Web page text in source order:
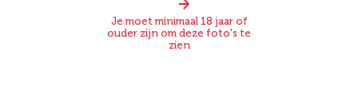
Je moet minimaal 18 jaar of
ouder zijn om deze foto's te
zien